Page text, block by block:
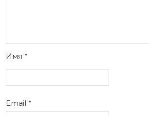
Имя *
Email *